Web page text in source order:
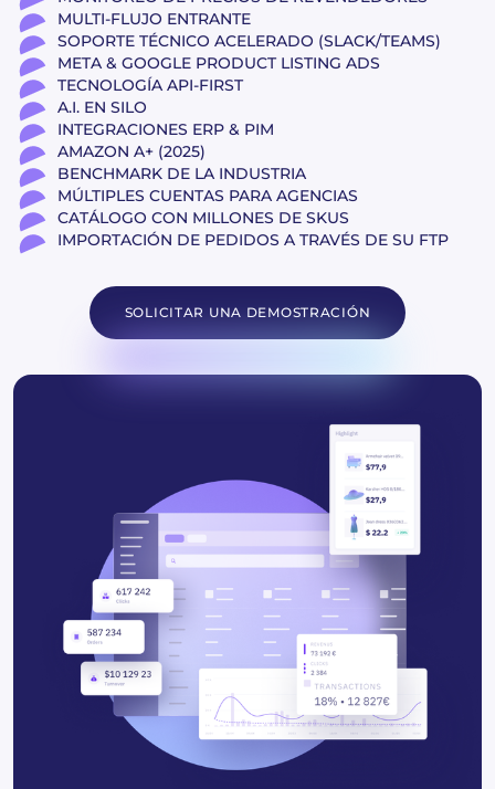
MULTI-FLUJO ENTRANTE
SOPORTE TÉCNICO ACELERADO (SLACK/TEAMS)
META & GOOGLE PRODUCT LISTING ADS
TECNOLOGÍA API-FIRST
A.I. EN SILO
INTEGRACIONES ERP & PIM
AMAZON A+ (2025)
BENCHMARK DE LA INDUSTRIA
MÚLTIPLES CUENTAS PARA AGENCIAS
CATÁLOGO CON MILLONES DE SKUS
IMPORTACIÓN DE PEDIDOS A TRAVÉS DE SU FTP
SOLICITAR UNA DEMOSTRACIÓN